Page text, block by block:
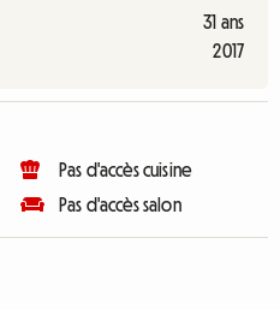
31 ans
2017
Pas d'accès cuisine
Pas d'accès salon